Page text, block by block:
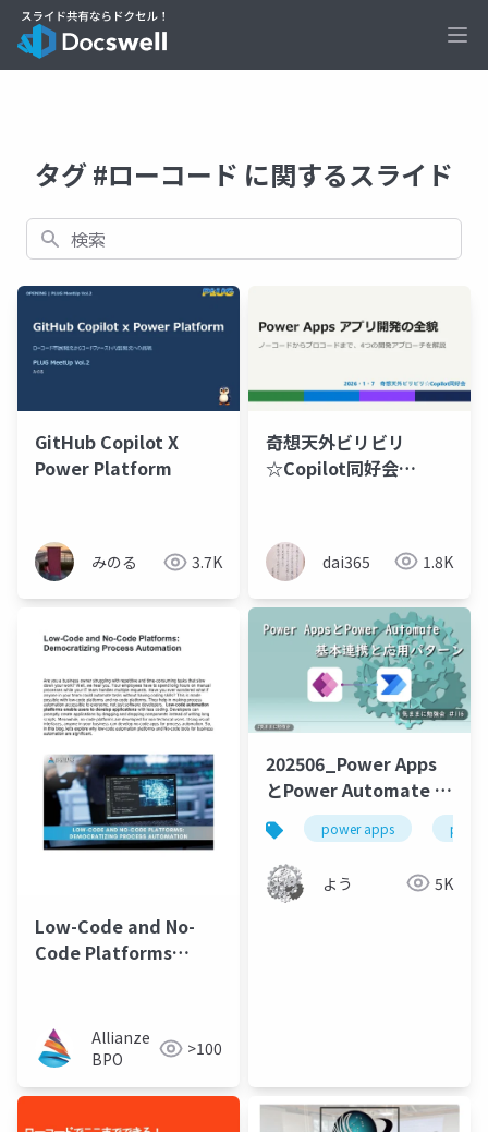
タグ #ローコード に関するスライド
検索
GitHub Copilot X
Power Platform
みのる 3.7K
奇想天外ビリビリ
☆Copilot同好会
dai365 1.8K
Low-Code and No-
Code Platforms
Allianze
BPO
>100
202506_Power Apps
とPower Automate 基
本連携と応用パターン
power apps
よう 5K